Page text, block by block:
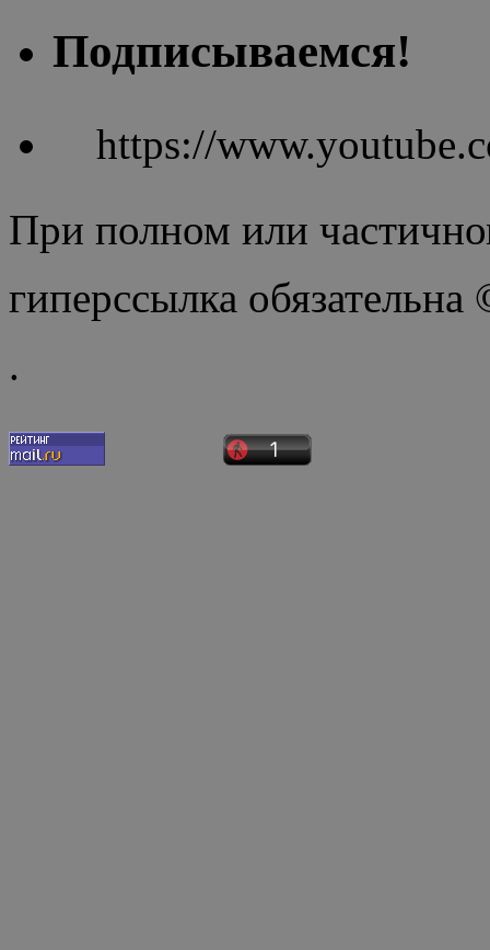
Подписываемся!
https://
При полном или
гиперссылка
.